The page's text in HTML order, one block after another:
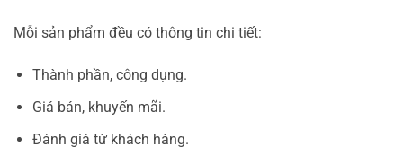
Mỗi sản phẩm đều có thông tin chi tiết:
Thành phần, công dụng.
Giá bán, khuyến mãi.
Đánh giá từ khách hàng.